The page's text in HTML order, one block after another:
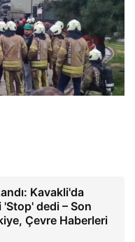
Kavakli'da
dedi – Son
Çevre Haberleri